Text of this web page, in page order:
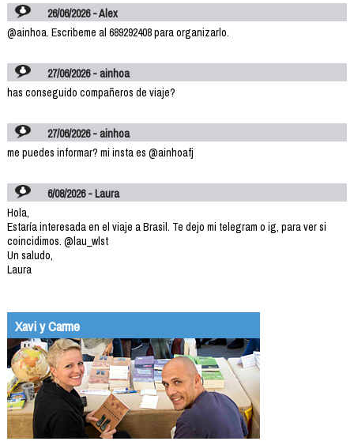
26/06/2026 - Alex
@ainhoa. Escribeme al 689292408 para organizarlo.
27/06/2026 - ainhoa
has conseguido compañeros de viaje?
27/06/2026 - ainhoa
me puedes informar? mi insta es @ainhoafj
6/08/2026 - Laura
Hola,
Estaría interesada en el viaje a Brasil. Te dejo mi telegram o ig, para ver si
coincidimos. @lau_wlst
Un saludo,
Laura
Xavi y Carme